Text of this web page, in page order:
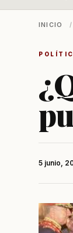
INICIO /
5 junio,